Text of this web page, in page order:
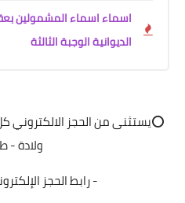
اسماء اسماء المشمولين
الديوانية الوجبة الثالثة
⭕️يستثنى من الحجز الالكتروني
ولادة -
- رابط الحجز